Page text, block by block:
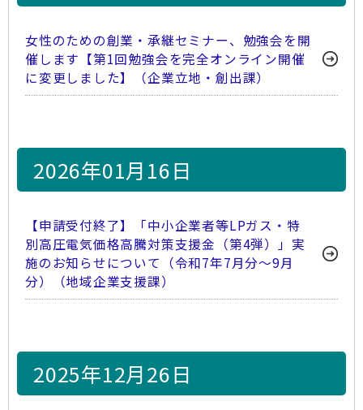
女性のための創業・承継セミナー、勉強会を開
催します【第1回勉強会を完全オンライン開催
に変更しました】（企業立地・創出課）
2026年01月16日
【申請受付終了】「中小企業者等LPガス・特
別高圧電気価格高騰対策支援金（第4弾）」実
施のお知らせについて（令和7年7月分～9月
分）（地域企業支援課）
2025年12月26日